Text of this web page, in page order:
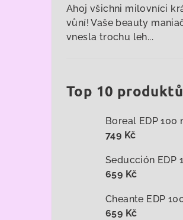
Ahoj všichni milovníci
vůní! Vaše beauty
vnesla trochu leh...
Top 10 produktů
Boreal EDP 100
749 Kč
Seducción EDP
659 Kč
Cheante EDP
659 Kč